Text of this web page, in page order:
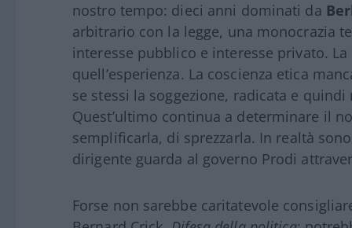
nostro tempo: dieci anni dominati da
arbitrario con la legge, una monocrazia
interesse pubblico e interesse privato.
quell’esperienza. La coscienza etica
se stessi la soggezione, radicata e
Quest’ultimo continua a determinare il
semplificarla, di sprezzarla. In realtà
dirigente guarda al governo Prodi
Forse non sarebbe caritatevole